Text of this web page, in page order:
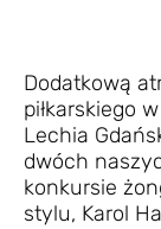
Dodatkową
piłkarskiego
Lechia
dwóch
konkursie
stylu, Karol